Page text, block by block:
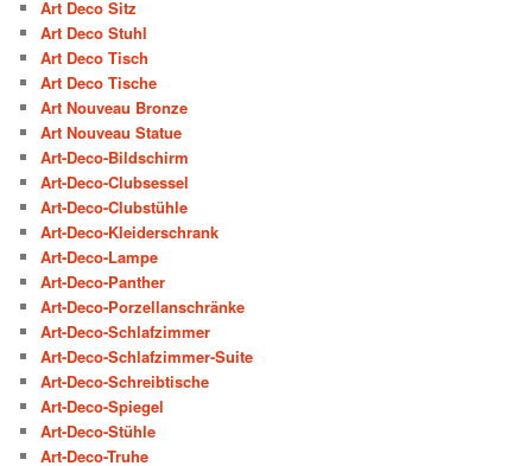
Art Deco Sitz
Art Deco Stuhl
Art Deco Tisch
Art Deco Tische
Art Nouveau Bronze
Art Nouveau Statue
Art-Deco-Bildschirm
Art-Deco-Clubsessel
Art-Deco-Clubstühle
Art-Deco-Kleiderschrank
Art-Deco-Lampe
Art-Deco-Panther
Art-Deco-Porzellanschränke
Art-Deco-Schlafzimmer
Art-Deco-Schlafzimmer-Suite
Art-Deco-Schreibtische
Art-Deco-Spiegel
Art-Deco-Stühle
Art-Deco-Truhe